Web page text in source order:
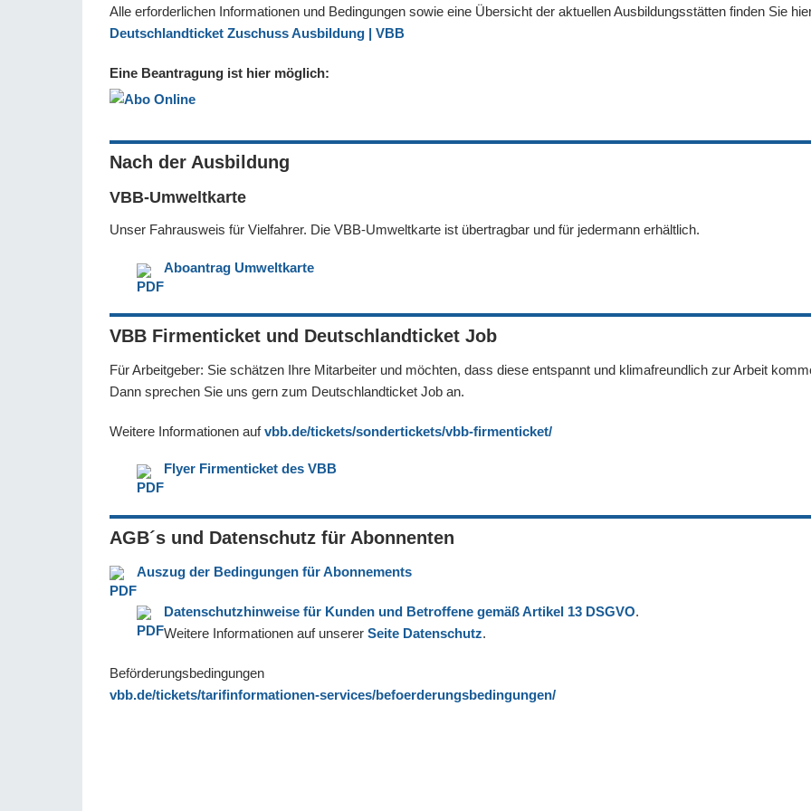
Alle erforderlichen Informationen und Bedingungen sowie eine Übersicht der aktuellen Ausbildungsstätten finden Sie
Deutschlandticket Zuschuss Ausbildung | VBB
Eine Beantragung ist hier möglich:
Nach der Ausbildung
VBB-Umweltkarte
Unser Fahrausweis für Vielfahrer. Die VBB-Umweltkarte ist übertragbar und für jedermann erhältlich.
Aboantrag Umweltkarte
VBB Firmenticket und Deutschlandticket Job
Für Arbeitgeber: Sie schätzen Ihre Mitarbeiter und möchten, dass diese entspannt und klimafreundlich zur Arbeit
Dann sprechen Sie uns gern zum Deutschlandticket Job an.
Weitere Informationen aufvbb.de/tickets/sondertickets/vbb-firmenticket/
Flyer Firmenticket des VBB
AGB´s und Datenschutz für Abonnenten
Auszug der Bedingungen für Abonnements
Datenschutzhinweise für Kunden und Betroffene gemäß Artikel 13 DSGVO.
Weitere Informationen auf unserer Seite Datenschutz.
Beförderungsbedingungen
vbb.de/tickets/tarifinformationen-services/befoerderungsbedingungen/